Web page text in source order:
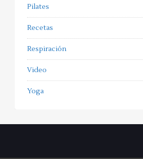
Pilates
Recetas
Respiración
Video
Yoga